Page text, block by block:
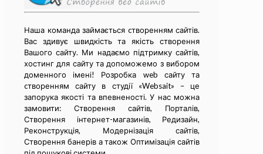
Наша команда займається cтворенням сайтів.
Вас здивує швидкість та якість створення
Вашого сайту. Ми надаємо підтримку сайтів,
хостинг для сайту та допоможемо з вибором
доменного імені! Розробка web сайту та
cтворенням сайту в студії «Websait» – це
запорука якості та впевненості. У нас можна
замовити: Створення сайтів, Порталів,
Створення інтернет-магазинів, Редизайн,
Реконструкція, Модернізація сайтів,
Створення банерів а також Оптимізація сайтів